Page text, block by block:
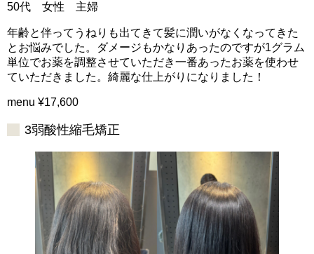
50代 女性 主婦
年齢と伴ってうねりも出てきて髪に潤いがなくなってきた
とお悩みでした。ダメージもかなりあったのですが1グラム
単位でお薬を調整させていただき一番あったお薬を使わせ
ていただきました。綺麗な仕上がりになりました！
menu ¥17,600
3弱酸性縮毛矯正